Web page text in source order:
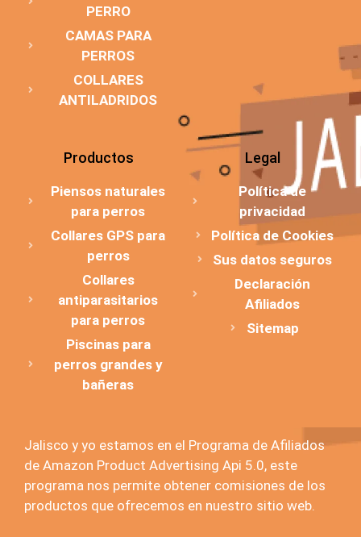
PERRO
CAMAS PARA
PERROS
COLLARES
ANTILADRIDOS
Productos
Piensos naturales
para perros
Collares GPS para
perros
Collares
antiparasitarios
para perros
Piscinas para
perros grandes y
bañeras
Legal
Política de
privacidad
Política de Cookies
Sus datos seguros
Declaración
Afiliados
Sitemap
Jalisco y yo estamos en el Programa de Afiliados
de Amazon Product Advertising Api 5.0, este
programa nos permite obtener comisiones de los
productos que ofrecemos en nuestro sitio web.